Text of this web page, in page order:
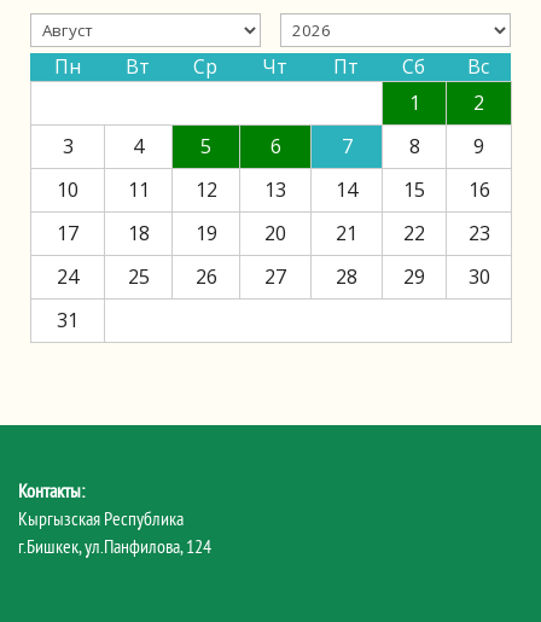
Пн Вт Ср Чт Пт Сб
Вс
1
2
3
4 5 6 7 8
9
10
11 12 13 14 15
16
17
18 19 20 21 22
23
24
25 26 27 28 29
30
31
Контакты:
Кыргызская Республика
г.Бишкек, ул.Панфилова, 124